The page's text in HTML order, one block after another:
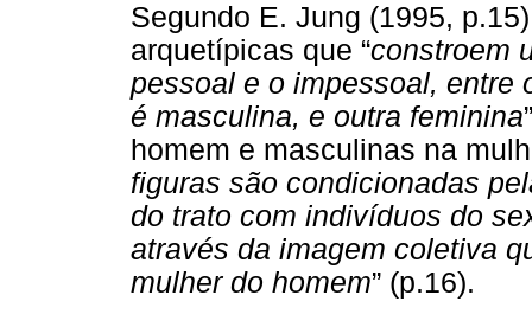
Segundo E. Jung (1995,
arquetípicas que “constroem
pessoal e o impessoal, entre
é masculina, e outra feminina
homem e masculinas na
figuras são condicionadas
do trato com indivíduos do
através da imagem coletiva
mulher do homem” (p.16).